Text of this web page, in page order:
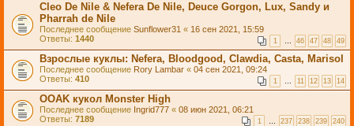
Cleo De Nile & Nefera De Nile, Deuce Gorgon, Lux, Sandy и
Pharrah de Nile
Последнее сообщение Sunflower31 « 16 сен 2021, 15:59
Ответы: 1440 1 … 46 47 48 49
Взрослые куклы: Nefera, Bloodgood, Clawdia, Casta, Marisol
Последнее сообщение Rory Lambar « 04 сен 2021, 09:24
Ответы: 410 1 … 11 12 13 14
OOАK кукол Monster High
Последнее сообщение Ingrid777 « 08 июн 2021, 06:21
Ответы: 7189 1 … 237 238 239 240